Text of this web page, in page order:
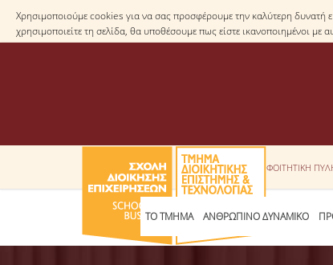
Χρησιμοποιούμε cookies για να σας προσφέρουμε την καλύτερη δυνατή
χρησιμοποιείτε τη σελίδα, θα υποθέσουμε πως είστε ικανοποιημένοι με
ΦΟΙΤΗΤΙΚΗ
ΤΟ ΤΜΗΜΑ ΑΝΘΡΩΠΙΝΟ ΔΥΝΑΜΙΚΟ